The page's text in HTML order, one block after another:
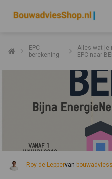
EPC
berekening
Alles wat je
EPC naar
Roy de Leppervan